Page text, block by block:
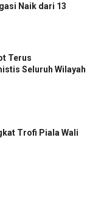
Naik dari 13
Terus
Seluruh Wilayah
Trofi Piala Wali